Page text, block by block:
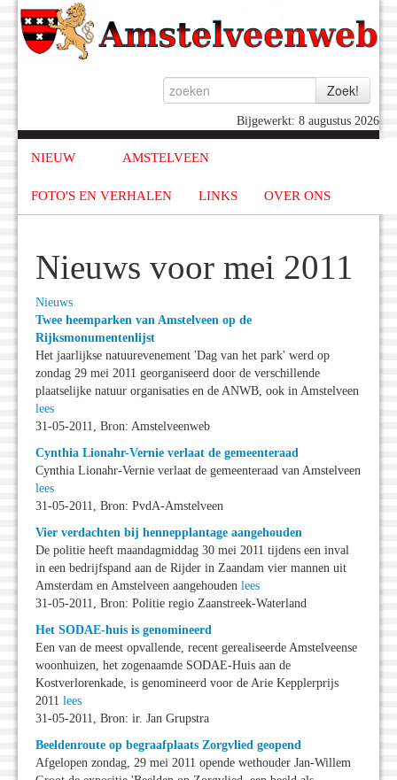
Bijgewerkt: 8 augustus 2026
NIEUW AMSTELVEEN
FOTO'S EN VERHALEN LINKS OVER ONS
Nieuws voor mei 2011
Nieuws
Twee heemparken van Amstelveen op de
Rijksmonumentenlijst
Het jaarlijkse natuurevenement 'Dag van het park' werd op
zondag 29 mei 2011 georganiseerd door de verschillende
plaatselijke natuur organisaties en de ANWB, ook in Amstelveen
lees
31-05-2011, Bron: Amstelveenweb
Cynthia Lionahr-Vernie verlaat de gemeenteraad
Cynthia Lionahr-Vernie verlaat de gemeenteraad van Amstelveen
lees
31-05-2011, Bron: PvdA-Amstelveen
Vier verdachten bij hennepplantage aangehouden
De politie heeft maandagmiddag 30 mei 2011 tijdens een inval
in een bedrijfspand aan de Rijder in Zaandam vier mannen uit
Amsterdam en Amstelveen aangehouden lees
31-05-2011, Bron: Politie regio Zaanstreek-Waterland
Het SODAE-huis is genomineerd
Een van de meest opvallende, recent gerealiseerde Amstelveense
woonhuizen, het zogenaamde SODAE-Huis aan de
Kostverlorenkade, is genomineerd voor de Arie Kepplerprijs
2011 lees
31-05-2011, Bron: ir. Jan Grupstra
Beeldenroute op begraafplaats Zorgvlied geopend
Afgelopen zondag, 29 mei 2011 opende wethouder Jan-Willem